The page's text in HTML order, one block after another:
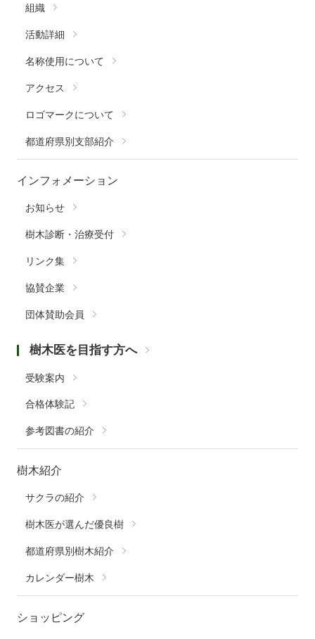
組織
活動詳細
名称使用について
アクセス
ロゴマークについて
都道府県別支部紹介
インフォメーション
お知らせ
樹木診断・治療受付
リンク集
協賛企業
団体賛助会員
樹木医を目指す方へ
受験案内
合格体験記
参考図書の紹介
樹木紹介
サクラの紹介
樹木医が選んだ優良樹
都道府県別樹木紹介
カレンダー樹木
ショッピング